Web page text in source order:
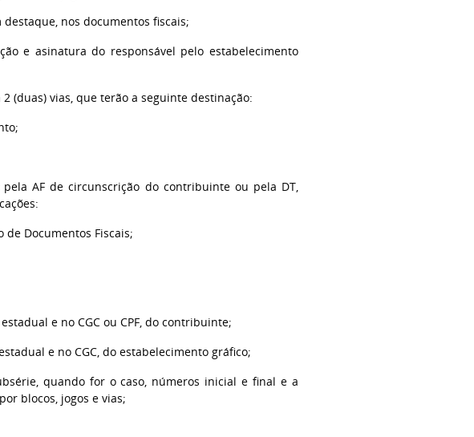
nos documentos fiscais;
e asinatura do responsável pelo estabelecimento
(duas) vias, que terão a seguinte destinação:
AF de circunscrição do contribuinte ou pela DT,
Documentos Fiscais;
e no CGC ou CPF, do contribuinte;
e no CGC, do estabelecimento gráfico;
quando for o caso, números inicial e final e a
blocos, jogos e vias;